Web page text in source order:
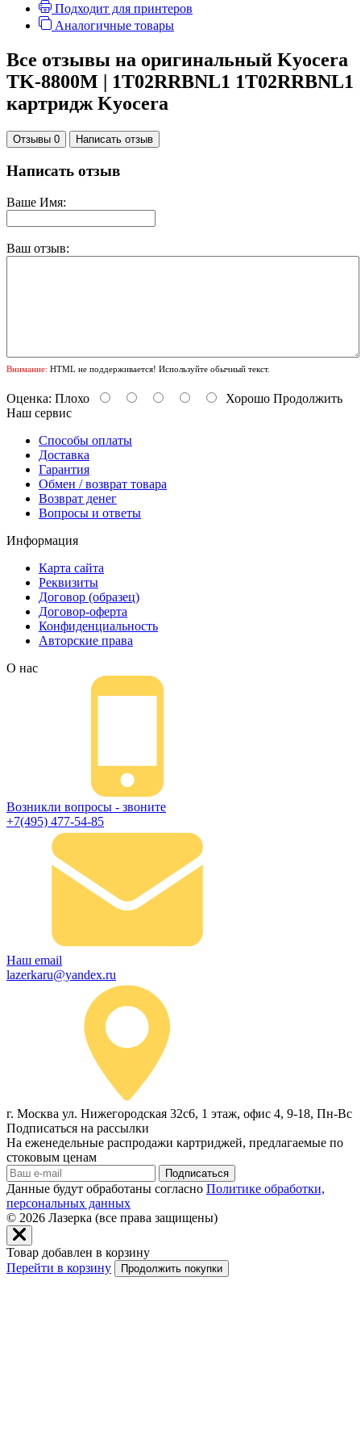
Подходит для принтеров
Аналогичные товары
Все отзывы на оригинальный Kyocera
TK-8800M | 1T02RRBNL1 1T02RRBNL1
картридж Kyocera
Отзывы 0 Написать отзыв
Написать отзыв
Ваше Имя:
Ваш отзыв:
Внимание: HTML не поддерживается! Используйте обычный текст.
Оценка: Плохо Хорошо Продолжить
Наш сервис
Способы оплаты
Доставка
Гарантия
Обмен / возврат товара
Возврат денег
Вопросы и ответы
Информация
Карта сайта
Реквизиты
Договор (образец)
Договор-оферта
Конфиденциальность
Авторские права
О нас
Возникли вопросы - звоните
+7(495) 477-54-85
Наш email
lazerkaru@yandex.ru
г. Москва ул. Нижегородская 32с6, 1 этаж, офис 4, 9-18, Пн-Вс
Подписаться на рассылки
На еженедельные распродажи картриджей, предлагаемые по
стоковым ценам
Подписаться
Данные будут обработаны согласно Политике обработки,
персональных данных
© 2026 Лазерка (все права защищены)
Товар добавлен в корзину
Перейти в корзину
Продолжить покупки